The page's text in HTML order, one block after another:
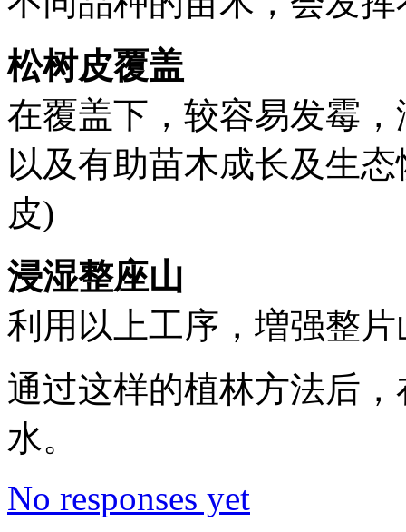
松树皮覆盖
在覆盖下，较容易发霉
以及有助苗木成长及生
皮)
浸湿整座山
利用以上工序，増强整
通过这样的植林方法后
水。
No responses yet